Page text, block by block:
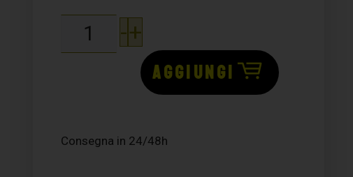
-+
AGGIUNGI
Consegna in 24/48h